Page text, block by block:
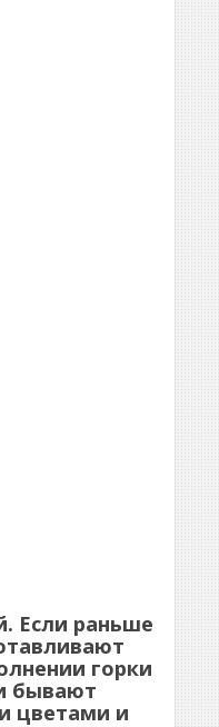
Если раньше
горки
бывают
цветами и